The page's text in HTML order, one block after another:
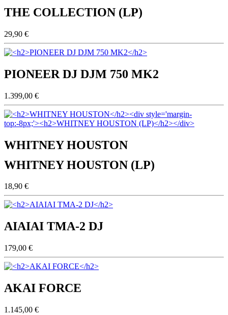
THE COLLECTION (LP)
29,90 €
PIONEER DJ DJM 750 MK2
1.399,00 €
WHITNEY HOUSTON
WHITNEY HOUSTON (LP)
18,90 €
AIAIAI TMA-2 DJ
179,00 €
AKAI FORCE
1.145,00 €